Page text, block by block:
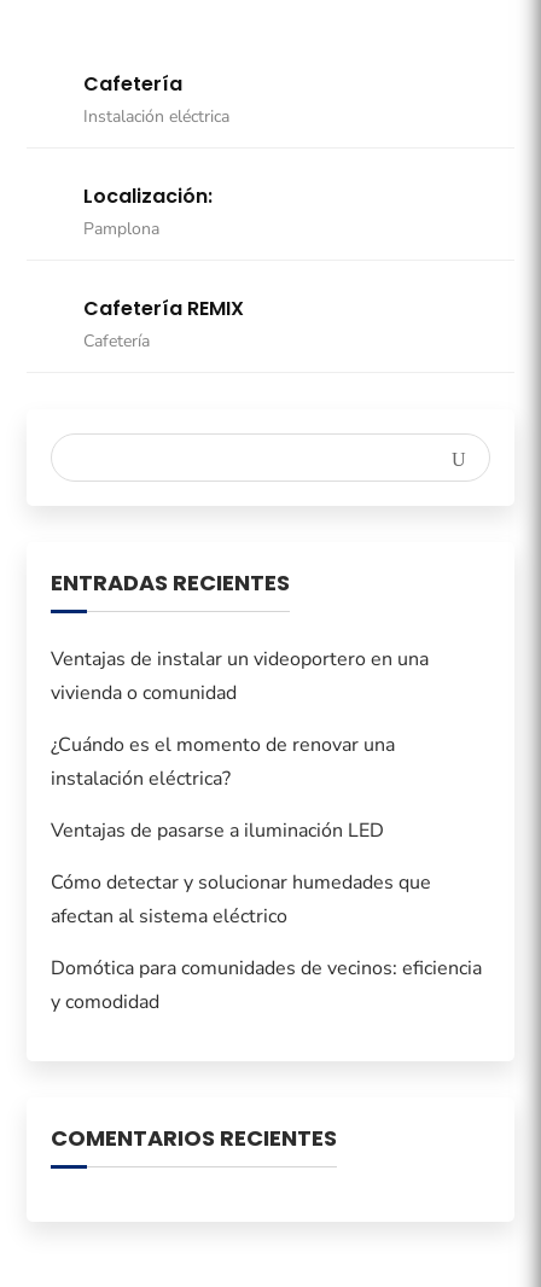
Cafetería
Instalación eléctrica
Localización:
Pamplona
Cafetería REMIX
Cafetería
ENTRADAS RECIENTES
Ventajas de instalar un videoportero en una
vivienda o comunidad
¿Cuándo es el momento de renovar una
instalación eléctrica?
Ventajas de pasarse a iluminación LED
Cómo detectar y solucionar humedades que
afectan al sistema eléctrico
Domótica para comunidades de vecinos: eficiencia
y comodidad
COMENTARIOS RECIENTES